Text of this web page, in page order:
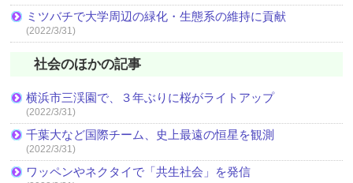
ミツバチで大学周辺の緑化・生態系の維持に貢献
(2022/3/31)
社会のほかの記事
横浜市三渓園で、３年ぶりに桜がライトアップ
(2022/3/31)
千葉大など国際チーム、史上最遠の恒星を観測
(2022/3/31)
ワッペンやネクタイで「共生社会」を発信